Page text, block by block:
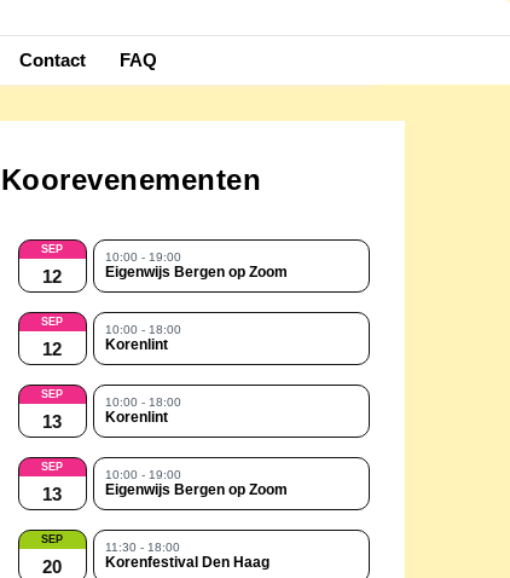
Contact FAQ
Koorevenementen
SEP
12
10:00 - 19:00
Eigenwijs Bergen op Zoom
SEP
12
10:00 - 18:00
Korenlint
SEP
13
10:00 - 18:00
Korenlint
SEP
13
10:00 - 19:00
Eigenwijs Bergen op Zoom
SEP
20
11:30 - 18:00
Korenfestival Den Haag